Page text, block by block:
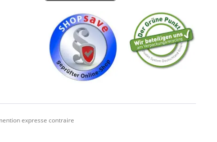
expresse contraire